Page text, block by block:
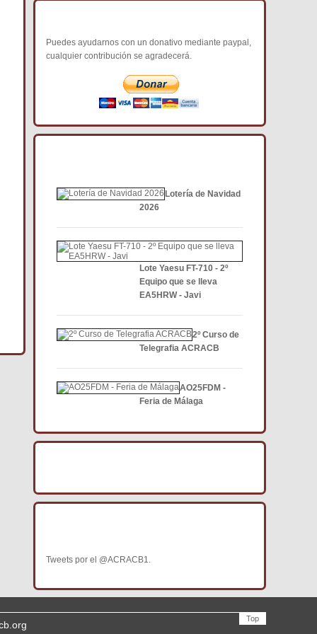
Puedes ayudarnos con un donativo mediante paypal,
cualquier contribución se agradecerá.
Lotería de Navidad
2026
Lote Yaesu FT-710 - 2º
Equipo que se lleva
EA5HRW - Javi
2º Curso de
Telegrafia ACRACB
AO25FDM -
Feria de Málaga
Tweets por el @ACRACB1.
Top